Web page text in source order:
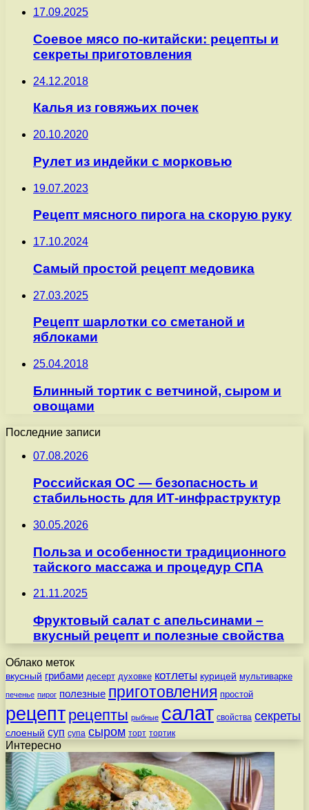
17.09.2025
Соевое мясо по-китайски: рецепты и
секреты приготовления
24.12.2018
Калья из говяжьих почек
20.10.2020
Рулет из индейки с морковью
19.07.2023
Рецепт мясного пирога на скорую руку
17.10.2024
Самый простой рецепт медовика
27.03.2025
Рецепт шарлотки со сметаной и
яблоками
25.04.2018
Блинный тортик с ветчиной, сыром и
овощами
Последние записи
07.08.2026
Российская ОС — безопасность и
стабильность для ИТ-инфраструктур
30.05.2026
Польза и особенности традиционного
тайского массажа и процедур СПА
21.11.2025
Фруктовый салат с апельсинами –
вкусный рецепт и полезные свойства
Облако меток
вкусный грибами десерт духовке котлеты курицей мультиварке
печенье пирог полезные приготовления простой
рецепт рецепты рыбные салат свойства секреты
слоеный суп супа сыром торт тортик
Интересно